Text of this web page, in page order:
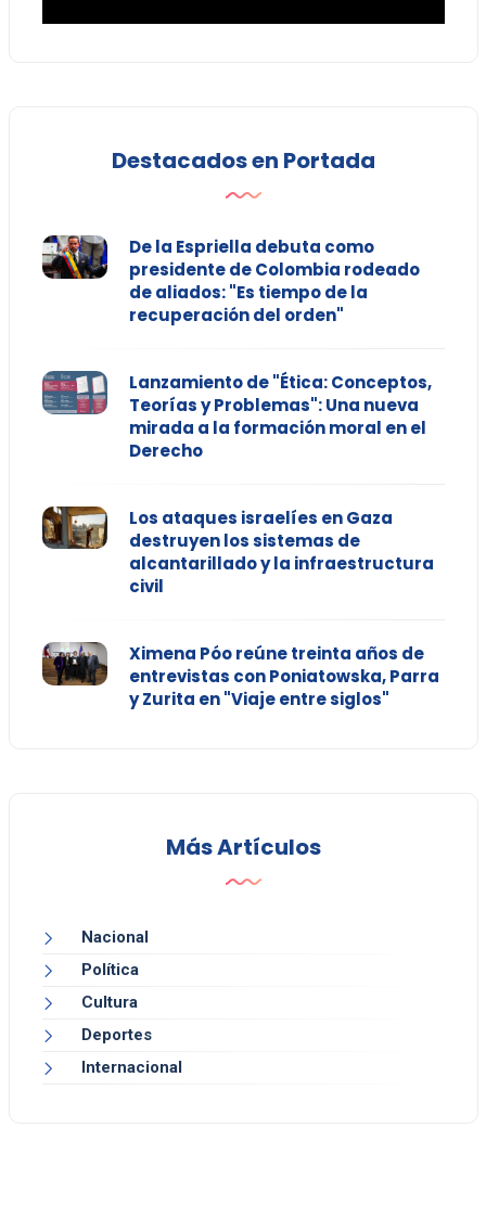
Destacados en Portada
De la Espriella debuta como
presidente de Colombia rodeado
de aliados: "Es tiempo de la
recuperación del orden"
Lanzamiento de "Ética: Conceptos,
Teorías y Problemas": Una nueva
mirada a la formación moral en el
Derecho
Los ataques israelíes en Gaza
destruyen los sistemas de
alcantarillado y la infraestructura
civil
Ximena Póo reúne treinta años de
entrevistas con Poniatowska, Parra
y Zurita en "Viaje entre siglos"
Más Artículos
Nacional
Política
Cultura
Deportes
Internacional